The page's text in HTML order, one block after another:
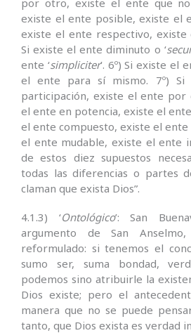
existe el ente posible, existe el
existe el ente respectivo, existe
Si existe el ente diminuto o ‘
ente ‘simpliciter’. 6º) Si existe el
el ente para sí mismo. 7º)
participación, existe el ente por
el ente en potencia, existe el ente
el ente compuesto, existe el ente
el ente mudable, existe el ente
de estos diez supuestos
todas las diferencias o partes
claman que exista Dios”.
4.1.3) ‘Ontológico’: San
argumento de San
reformulado: si tenemos el
sumo ser, suma bondad,
podemos sino atribuirle la
Dios existe; pero el
manera que no se puede
tanto, que Dios exista es verdad